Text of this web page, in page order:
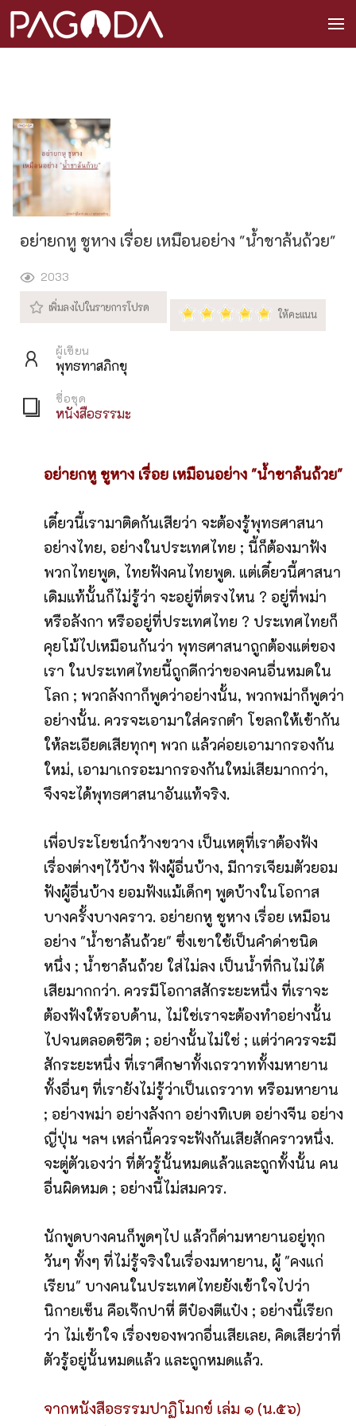
อย่ายกหู ชูหาง เรื่อย เหมือนอย่าง "น้ำชาล้นถ้วย"
2033
ผู้เขียน
พุทธทาสภิกขุ
ชื่อชุด
หนังสือธรรมะ
อย่ายกหู ชูหาง เรื่อย เหมือนอย่าง "น้ำชาล้นถ้วย"
เดี๋ยวนี้เรามาติดกันเสียว่า จะต้องรู้พุทธศาสนา
อย่างไทย, อย่างในประเทศไทย ; นี้ก็ต้องมาฟัง
พวกไทยพูด, ไทยฟังคนไทยพูด. แต่เดี๋ยวนี้ศาสนา
เดิมแท้นั้นก็ไม่รู้ว่า จะอยู่ที่ตรงไหน ? อยู่ที่พม่า
หรือลังกา หรืออยู่ที่ประเทศไทย ? ประเทศไทยก็
คุยโม้ไปเหมือนกันว่า พุทธศาสนาถูกต้องแต่ของ
เรา ในประเทศไทยนี้ถูกดีกว่าของคนอื่นหมดใน
โลก ; พวกลังกาก็พูดว่าอย่างนั้น, พวกพม่าก็พูดว่า
อย่างนั้น. ควรจะเอามาใส่ครกตำ โขลกให้เข้ากัน
ให้ละเอียดเสียทุกๆ พวก แล้วค่อยเอามากรองกัน
ใหม่, เอามาเกรอะมากรองกันใหม่เสียมากกว่า,
จึงจะได้พุทธศาสนาอันแท้จริง.
เพื่อประโยชน์กว้างขวาง เป็นเหตุที่เราต้องฟัง
เรื่องต่างๆไว้บ้าง ฟังผู้อื่นบ้าง, มีการเจียมตัวยอม
ฟังผู้อื่นบ้าง ยอมฟังแม้เด็กๆ พูดบ้างในโอกาส
บางครั้งบางคราว. อย่ายกหู ชูหาง เรื่อย เหมือน
อย่าง "น้ำชาล้นถ้วย" ซึ่งเขาใช้เป็นคำด่าชนิด
หนึ่ง ; น้ำชาล้นถ้วย ใส่ไม่ลง เป็นน้ำที่กินไม่ได้
เสียมากกว่า. ควรมีโอกาสสักระยะหนึ่ง ที่เราจะ
ต้องฟังให้รอบด้าน, ไม่ใช่เราจะต้องทำอย่างนั้น
ไปจนตลอดชีวิต ; อย่างนั้นไม่ใช่ ; แต่ว่าควรจะมี
สักระยะหนึ่ง ที่เราศึกษาทั้งเถรวาททั้งมหายาน
ทั้งอื่นๆ ที่เรายังไม่รู้ว่าเป็นเถรวาท หรือมหายาน
; อย่างพม่า อย่างลังกา อย่างทิเบต อย่างจีน อย่าง
ญี่ปุ่น ฯลฯ เหล่านี้ควรจะฟังกันเสียสักคราวหนึ่ง.
จะตู่ตัวเองว่า ที่ตัวรู้นั้นหมดแล้วและถูกทั้งนั้น คน
อื่นผิดหมด ; อย่างนี้ไม่สมควร.
นักพูดบางคนก็พูดๆไป แล้วก็ด่ามหายานอยู่ทุก
วันๆ ทั้งๆ ที่ไม่รู้จริงในเรื่องมหายาน, ผู้ "คงแก่
เรียน" บางคนในประเทศไทยยังเข้าใจไปว่า
นิกายเซ็น คือเจ๊กปาหี่ ตีป๋องตีแป๋ง ; อย่างนี้เรียก
ว่า ไม่เข้าใจ เรื่องของพวกอื่นเสียเลย, คิดเสียว่าที่
ตัวรู้อยู่นั้นหมดแล้ว และถูกหมดแล้ว.
จากหนังสือธรรมปาฏิโมกข์ เล่ม ๑ (น.๕๖)